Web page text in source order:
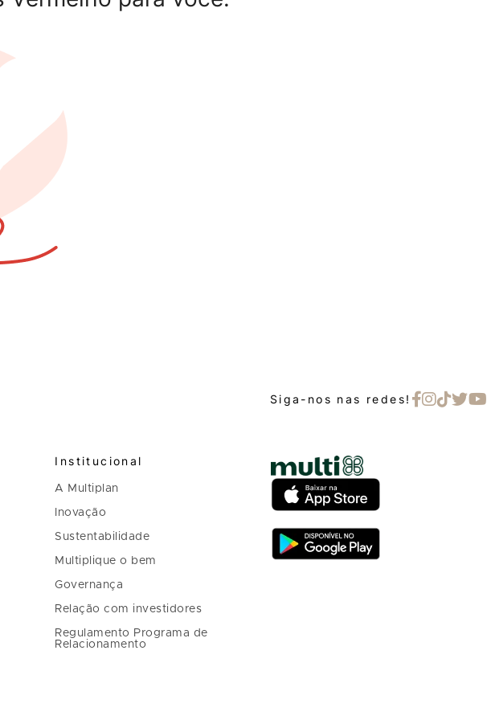
Siga-nos nas redes!
Institucional
A Multiplan
Inovação
Sustentabilidade
Multiplique o bem
Governança
Relação com investidores
Regulamento Programa de
Relacionamento